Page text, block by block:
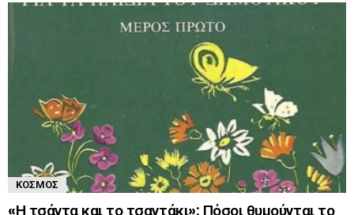
ΚΌΣΜΟΣ
«Η τσάντα και το τσαντάκι»: Πόσοι θυμούνται το